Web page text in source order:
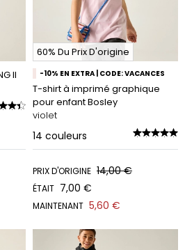
II
60% Du Prix D'origine
-10% EN EXTRA | CODE: VACANCES
T-shirt à imprimé graphique
pour enfant Bosley
violet
14 couleurs
PRIX D'ORIGINE 14,00 €
ÉTAIT 7,00 €
MAINTENANT 5,60 €